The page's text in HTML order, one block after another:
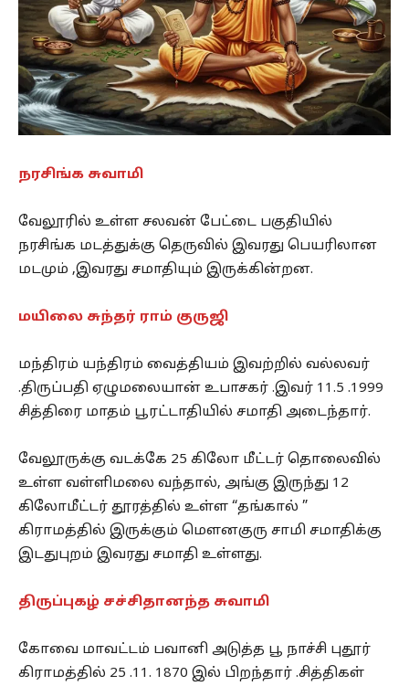
நரசிங்க சுவாமி
வேலூரில் உள்ள சலவன் பேட்டை பகுதியில்
நரசிங்க மடத்துக்கு தெருவில் இவரது பெயரிலான
மடமும் ,இவரது சமாதியும் இருக்கின்றன.
மயிலை சுந்தர் ராம் குருஜி
மந்திரம் யந்திரம் வைத்தியம் இவற்றில் வல்லவர்
.திருப்பதி ஏழுமலையான் உபாசகர் .இவர் 11.5 .1999
சித்திரை மாதம் பூரட்டாதியில் சமாதி அடைந்தார்.
வேலூருக்கு வடக்கே 25 கிலோ மீட்டர் தொலைவில்
உள்ள வள்ளிமலை வந்தால், அங்கு இருந்து 12
கிலோமீட்டர் தூரத்தில் உள்ள “தங்கால் ”
கிராமத்தில் இருக்கும் மௌனகுரு சாமி சமாதிக்கு
இடதுபுறம் இவரது சமாதி உள்ளது.
திருப்புகழ் சச்சிதானந்த சுவாமி
கோவை மாவட்டம் பவானி அடுத்த பூ நாச்சி புதூர்
கிராமத்தில் 25 .11. 1870 இல் பிறந்தார் .சித்திகள்